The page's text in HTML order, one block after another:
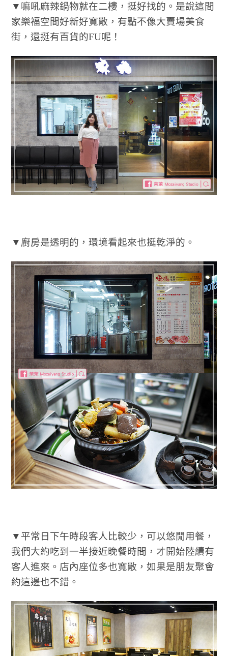
▼嘛吼麻辣鍋物就在二樓，挺好找的。是說這間
家樂福空間好新好寬敞，有點不像大賣場美食
街，還挺有百貨的FU呢！
▼廚房是透明的，環境看起來也挺乾淨的。
▼平常日下午時段客人比較少，可以悠閒用餐，
我們大約吃到一半接近晚餐時間，才開始陸續有
客人進來。店內座位多也寬敞，如果是朋友聚會
約這邊也不錯。